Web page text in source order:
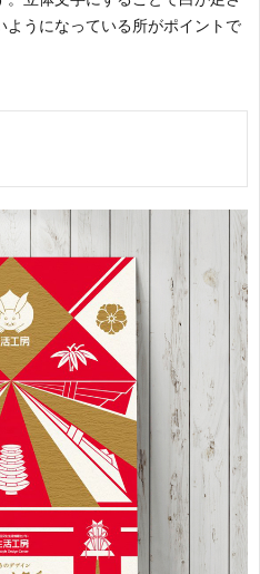
うになっている所がポイントで